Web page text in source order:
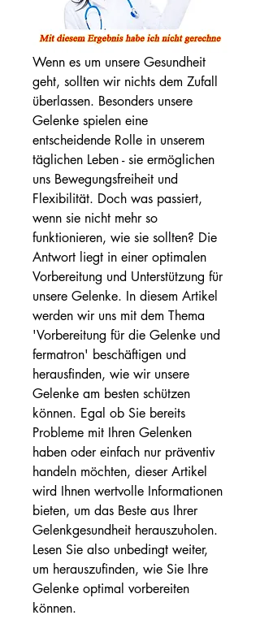
Wenn es um unsere Gesundheit
geht, sollten wir nichts dem Zufall
überlassen. Besonders unsere
Gelenke spielen eine
entscheidende Rolle in unserem
täglichen Leben - sie ermöglichen
uns Bewegungsfreiheit und
Flexibilität. Doch was passiert,
wenn sie nicht mehr so
funktionieren, wie sie sollten? Die
Antwort liegt in einer optimalen
Vorbereitung und Unterstützung für
unsere Gelenke. In diesem Artikel
werden wir uns mit dem Thema
'Vorbereitung für die Gelenke und
fermatron' beschäftigen und
herausfinden, wie wir unsere
Gelenke am besten schützen
können. Egal ob Sie bereits
Probleme mit Ihren Gelenken
haben oder einfach nur präventiv
handeln möchten, dieser Artikel
wird Ihnen wertvolle Informationen
bieten, um das Beste aus Ihrer
Gelenkgesundheit herauszuholen.
Lesen Sie also unbedingt weiter,
um herauszufinden, wie Sie Ihre
Gelenke optimal vorbereiten
können.